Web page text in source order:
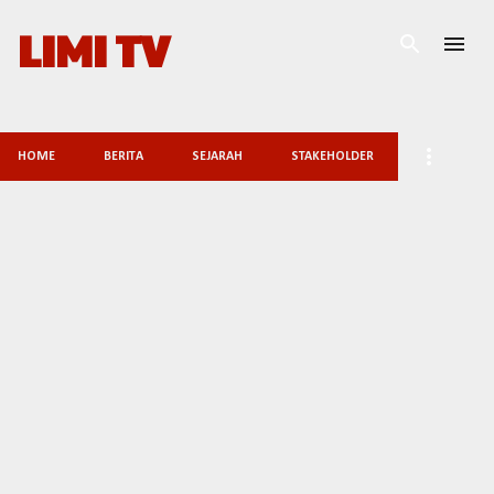
LIMI TV
HOME BERITA SEJARAH STAKEHOLDER